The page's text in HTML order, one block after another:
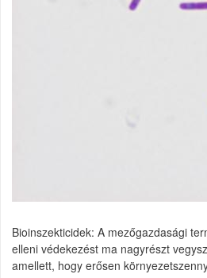
Bioinszekticidek: A mezőgazdasági
elleni védekezést ma nagyrészt
amellett, hogy erősen